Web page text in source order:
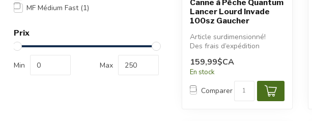
peuvent
toucher
MF Médium Fast (1)
Prix
Min Max
Canne à Pêche Quantum
Lancer Lourd Invade
100sz Gaucher
Article surdimensionné!
Des frais d’expédition
appliqués.
159,99$CA
En stock
Comparer